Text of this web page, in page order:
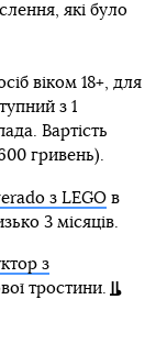
які було
віком 18+, для
з 1
Вартість
гривень).
з LEGOв
3 місяців.
з
тростини.